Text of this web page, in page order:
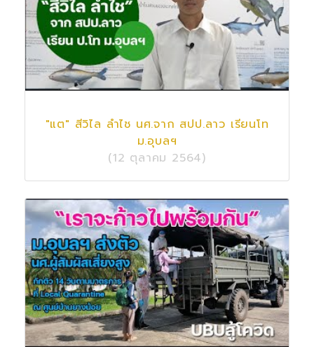
"แต" สีวิไล ลำไช นศ.จาก สปป.ลาว เรียนโท
ม.อุบลฯ
(12 ตุลาคม 2564)